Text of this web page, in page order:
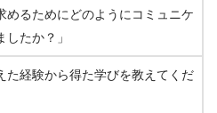
めるためにどのようにコミュニケ
たか？」
た経験から得た学びを教えてくだ